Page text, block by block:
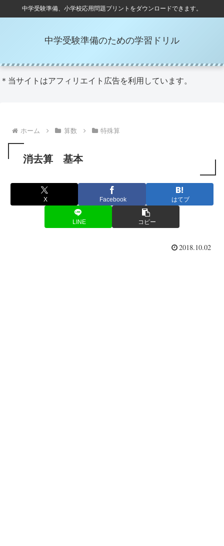
中学受験準備、小学校応用問題プリントをダウンロードできます。
中学受験準備のための学習ドリル
＊当サイトはアフィリエイト広告を利用しています。
ホーム 算数 特殊算
消去算 基本
X Facebook はてブ
LINE コピー
2018.10.02